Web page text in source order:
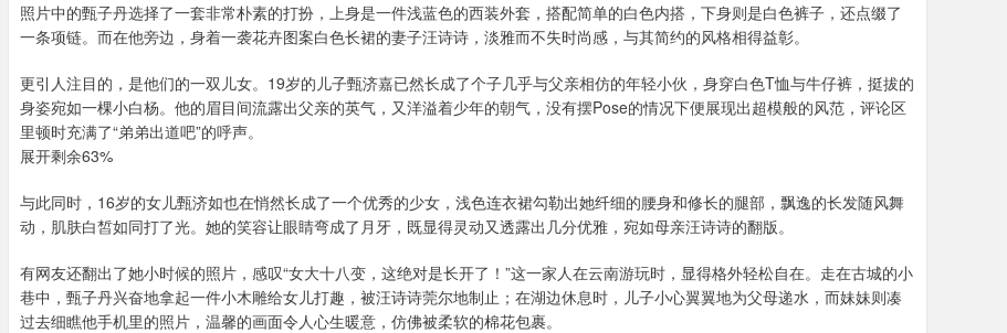
照片中的甄子丹选择了一套非常朴素的打扮，上身是一件浅蓝色的西装外套，搭配简单的白色内搭，下身则是白色裤子，还点缀了
一条项链。而在他旁边，身着一袭花卉图案白色长裙的妻子汪诗诗，淡雅而不失时尚感，与其简约的风格相得益彰。
更引人注目的，是他们的一双儿女。19岁的儿子甄济嘉已然长成了个子几乎与父亲相仿的年轻小伙，身穿白色T恤与牛仔裤，挺拔的
身姿宛如一棵小白杨。他的眉目间流露出父亲的英气，又洋溢着少年的朝气，没有摆Pose的情况下便展现出超模般的风范，评论区
里顿时充满了“弟弟出道吧”的呼声。
展开剩余63%
与此同时，16岁的女儿甄济如也在悄然长成了一个优秀的少女，浅色连衣裙勾勒出她纤细的腰身和修长的腿部，飘逸的长发随风舞
动，肌肤白皙如同打了光。她的笑容让眼睛弯成了月牙，既显得灵动又透露出几分优雅，宛如母亲汪诗诗的翻版。
有网友还翻出了她小时候的照片，感叹“女大十八变，这绝对是长开了！”这一家人在云南游玩时，显得格外轻松自在。走在古城的小
巷中，甄子丹兴奋地拿起一件小木雕给女儿打趣，被汪诗诗莞尔地制止；在湖边休息时，儿子小心翼翼地为父母递水，而妹妹则凑
过去细瞧他手机里的照片，温馨的画面令人心生暖意，仿佛被柔软的棉花包裹。